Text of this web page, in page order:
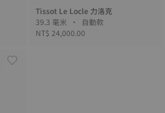
Tissot Le Locle 力洛克
39.3 毫米 • 自動款
NT$ 24,000.00